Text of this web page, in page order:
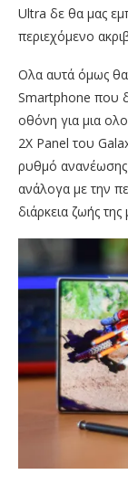
Ultra δε θα μας
περιεχόμενο
Ολα αυτά όμως θα
Smartphone που
οθόνη για μια
2X Panel του
ρυθμό
ανάλογα με την
διάρκεια ζωής της